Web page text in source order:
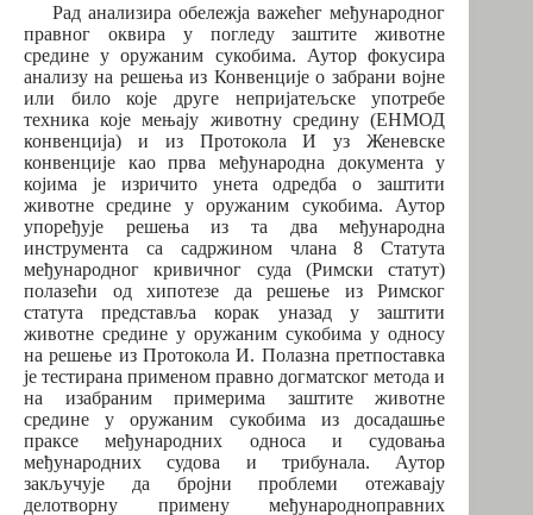
Рад анализира обележја важећег међународног
правног оквира у погледу заштите животне
средине у оружаним сукобима. Аутор фокусира
анализу на решења из Конвенције о забрани војне
или било које друге непријатељске употребе
техника које мењају животну средину (ЕНМОД
конвенција) и из Протокола И уз Женевске
конвенције као прва међународна документа у
којима је изричито унета одредба о заштити
животне средине у оружаним сукобима. Аутор
упоређује решења из та два међународна
инструмента са садржином члана 8 Статута
међународног кривичног суда (Римски статут)
полазећи од хипотезе да решење из Римског
статута представља корак уназад у заштити
животне средине у оружаним сукобима у односу
на решење из Протокола И. Полазна претпоставка
је тестирана применом правно догматског метода и
на изабраним примерима заштите животне
средине у оружаним сукобима из досадашње
праксе међународних односа и судовања
међународних судова и трибунала. Аутор
закључује да бројни проблеми отежавају
делотворну примену међународноправних